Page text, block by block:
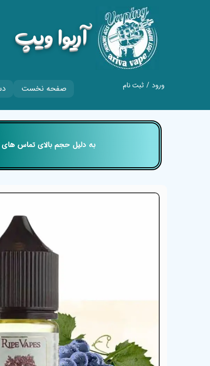
صفحه نخست ورود / ثبت نام
تغییر گذر واژه
خروج از حساب
کاربری
​آریوا ویپ
به دلیل حجم بالای تماس های